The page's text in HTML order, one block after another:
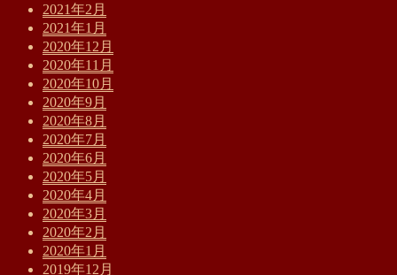
2021年2月
2021年1月
2020年12月
2020年11月
2020年10月
2020年9月
2020年8月
2020年7月
2020年6月
2020年5月
2020年4月
2020年3月
2020年2月
2020年1月
2019年12月